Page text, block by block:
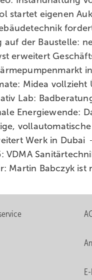
startet ei­ge­nen
auf der Baustelle:
er­wei­tert
Midea
Lab:
Energiewende:
Werk in Dubai
VDMA
Martin Babczyk